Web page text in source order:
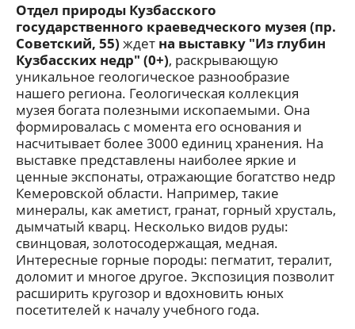
Отдел природы Кузбасского
государственного краеведческого музея (пр.
Советский, 55) ждет на выставку "Из глубин
Кузбасских недр" (0+), раскрывающую
уникальное геологическое разнообразие
нашего региона. Геологическая коллекция
музея богата полезными ископаемыми. Она
формировалась с момента его основания и
насчитывает более 3000 единиц хранения. На
выставке представлены наиболее яркие и
ценные экспонаты, отражающие богатство недр
Кемеровской области. Например, такие
минералы, как аметист, гранат, горный хрусталь,
дымчатый кварц. Несколько видов руды:
свинцовая, золотосодержащая, медная.
Интересные горные породы: пегматит, тералит,
доломит и многое другое. Экспозиция позволит
расширить кругозор и вдохновить юных
посетителей к началу учебного года.